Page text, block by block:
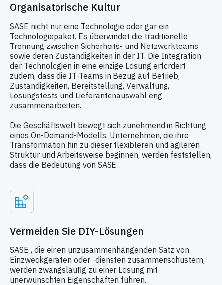
Organisatorische Kultur
SASE nicht nur eine Technologie oder gar ein
Technologiepaket. Es überwindet die traditionelle
Trennung zwischen Sicherheits- und Netzwerkteams
sowie deren Zuständigkeiten in der IT. Die Integration
der Technologien in eine einzige Lösung erfordert
zudem, dass die IT-Teams in Bezug auf Betrieb,
Zuständigkeiten, Bereitstellung, Verwaltung,
Lösungstests und Lieferantenauswahl eng
zusammenarbeiten.
Die Geschäftswelt bewegt sich zunehmend in Richtung
eines On-Demand-Modells. Unternehmen, die ihre
Transformation hin zu dieser flexibleren und agileren
Struktur und Arbeitsweise beginnen, werden feststellen,
dass die Bedeutung von SASE .
Vermeiden Sie DIY-Lösungen
SASE , die einen unzusammenhängenden Satz von
Einzweckgeräten oder -diensten zusammenschustern,
werden zwangsläufig zu einer Lösung mit
unerwünschten Eigenschaften führen.